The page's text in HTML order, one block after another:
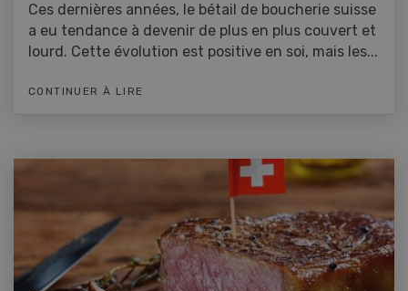
Ces dernières années, le bétail de boucherie suisse
a eu tendance à devenir de plus en plus couvert et
lourd. Cette évolution est positive en soi, mais les...
CONTINUER À LIRE